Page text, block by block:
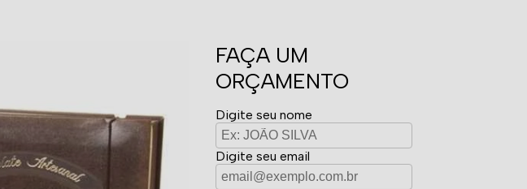
FAÇA UM
ORÇAMENTO
Digite seu nome
Digite seu email